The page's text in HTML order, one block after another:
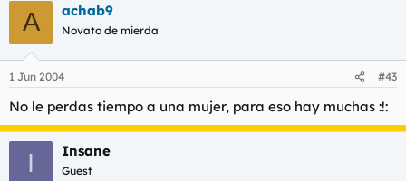
A achab9
Novato de mierda
1 Jun 2004 #43
No le perdas tiempo a una mujer, para eso hay muchas :!:
I Insane
Guest